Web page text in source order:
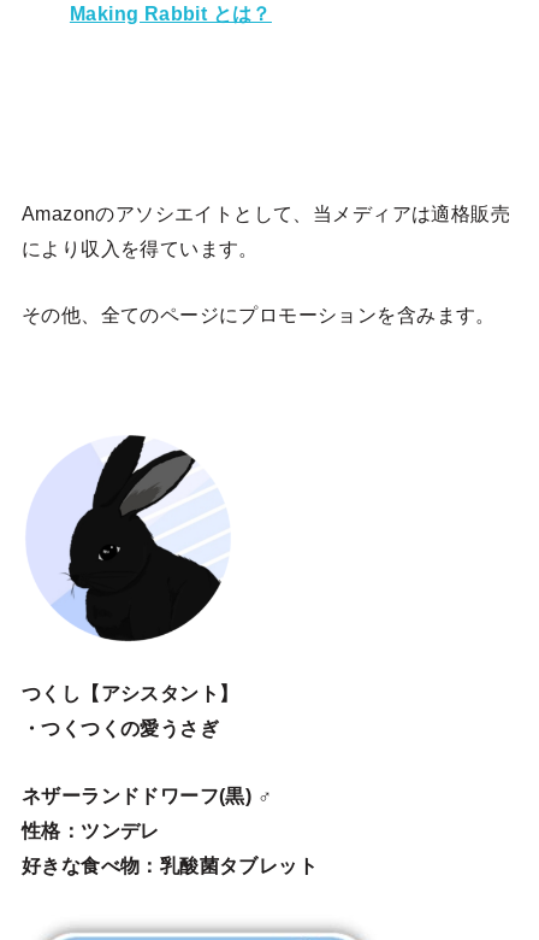
Making Rabbit とは？
Amazonのアソシエイトとして、当メディアは適格販売
により収入を得ています。
その他、全てのページにプロモーションを含みます。
つくし【アシスタント】
・つくつくの愛うさぎ
ネザーランドドワーフ(黒) ♂
性格：ツンデレ
好きな食べ物：乳酸菌タブレット